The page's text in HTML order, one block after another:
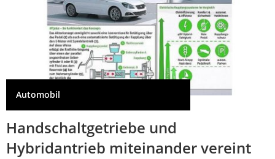
Automobil
Handschaltgetriebe und
Hybridantrieb miteinander vereint